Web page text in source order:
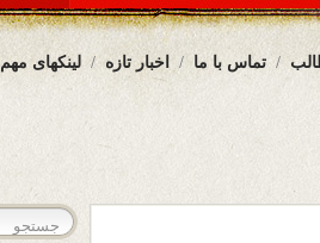
لینکهای مهم اخبار تازه تماس با ما